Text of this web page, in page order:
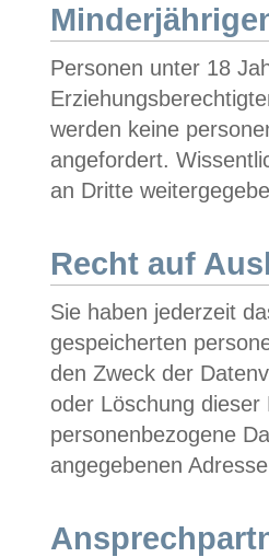
Personen unter 18
werden keine
angefordert.
an Dritte
Recht auf
Sie haben jederzeit
gespeicherten
den Zweck der
oder Löschung
personenbezogene
angegebenen